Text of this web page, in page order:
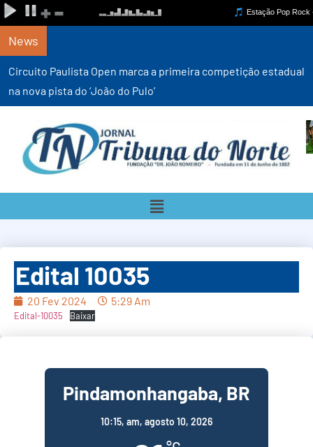
News
Circuito Paulista Open marca a primeira competição estadual
na nova pista do ‘João do Pulo’
Edital 10035
20 Fev 2024 5:29 Am
Edital-10035 Baixar
Pindamonhangaba, BR
10:15, am, agosto 10, 2026